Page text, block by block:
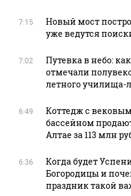
7:15
Новый мост
уже ведутся
7:02
Путевка в небо:
отмечали
летного училища-
6:49
Коттедж с
бассейном
Алтае за 113 млн
6:36
Когда будет
Богородицы и
праздник такой